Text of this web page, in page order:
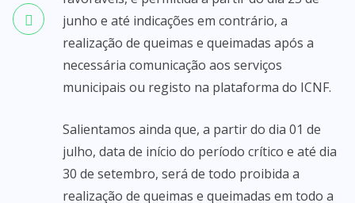
junho e até indicações em contrário, a
realização de queimas e queimadas após a
necessária comunicação aos serviços
municipais ou registo na plataforma do ICNF.
Salientamos ainda que, a partir do dia 01 de
julho, data de início do período crítico e até dia
30 de setembro, será de todo proibida a
realização de queimas e queimadas em todo a